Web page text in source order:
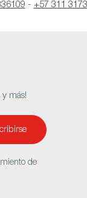
- +57 311
y más!
de